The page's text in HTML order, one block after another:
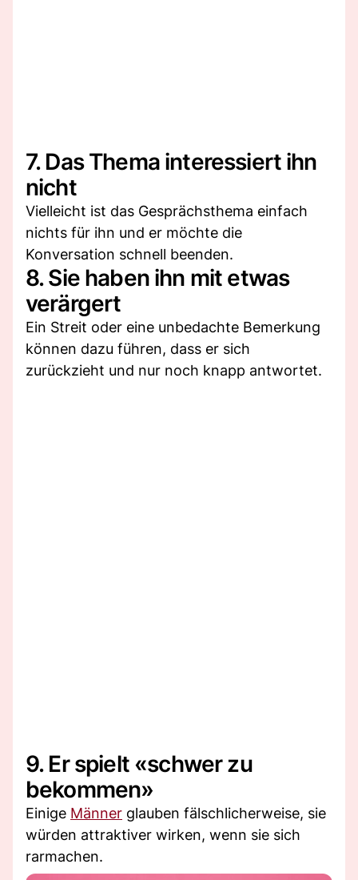
7. Das Thema interessiert ihn
nicht
Vielleicht ist das Gesprächsthema einfach
nichts für ihn und er möchte die
Konversation schnell beenden.
8. Sie haben ihn mit etwas
verärgert
Ein Streit oder eine unbedachte Bemerkung
können dazu führen, dass er sich
zurückzieht und nur noch knapp antwortet.
9. Er spielt «schwer zu
bekommen»
Einige Männer glauben fälschlicherweise, sie
würden attraktiver wirken, wenn sie sich
rarmachen.